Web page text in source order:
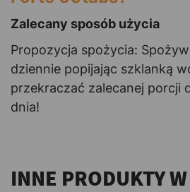
Zalecany sposób użycia
Propozycja spożycia:
dziennie popijając szklanką
przekraczać zalecanej porcji
dnia!
INNE PRODUKTY